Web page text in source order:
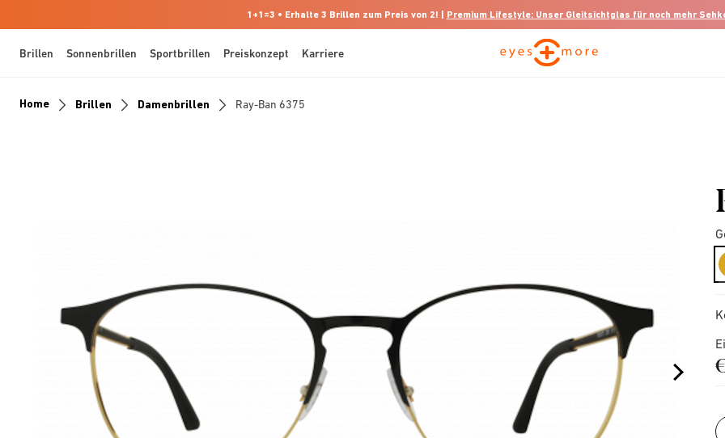
1+1=3 • Erhalte 3 Brillen zum Preis von 2! | Premium Lifestyle: Unser Gleitsichtglas für noch mehr
Brillen Sonnenbrillen Sportbrillen Preiskonzept Karriere
Home Brillen Damenbrillen Ray-Ban 6375